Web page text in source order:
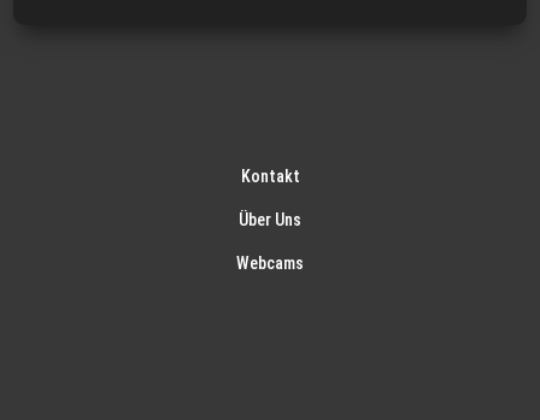
Kontakt
Über Uns
Webcams